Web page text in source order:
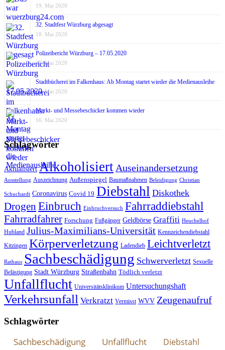
19. Mai 2020
32. Stadtfest Würzburg abgesagt
18. Mai 2020
Polizeibericht Würzburg – 17.05.2020
17. Mai 2020
Stadtbücherei im Falkenhaus: Ab Montag startet wieder die Medienausleihe
17. Mai 2020
Markt- und Messebeschicker kommen wieder
16. Mai 2020
Schlagwörter
Aktualisiert AlkoholisiertAuseinandersetzung
Ausstellung Auszeichnung Außenspiegel Baumaßnahmen Beleidigung Christian
Schuchardt Coronavirus Covid 19 Diebstahl Diskothek
Drogen Einbruch Einbruchversuch Fahrraddiebstahl
Fahrradfahrer Forschung Fußgänger Geldbörse Graffiti Heuchelhof
Hubland Julius-Maximilians-Universität Kennzeichendiebstahl
Kitzingen Körperverletzung Ladendieb Leichtverletzt
Rathaus Sachbeschädigung Schwerverletzt Sexuelle
Belästigung Stadt Würzburg Straßenbahn Tödlich verletzt
Unfallflucht Universitätsklinikum Untersuchungshaft
Verkehrsunfall Verkratzt Vermisst WVV Zeugenaufruf
Schlagwörter
Sachbeschädigung Unfallflucht
Diebstahl